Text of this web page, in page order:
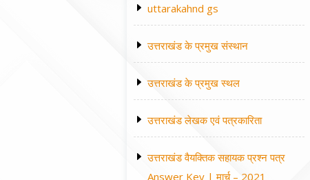
uttarakahnd gs
उत्तराखंड के प्रमुख संस्थान
उत्तराखंड के प्रमुख स्थल
उत्तराखंड लेखक एवं पत्रकारिता
उत्तराखंड वैयक्तिक सहायक प्रश्न पत्र
Answer Key | मार्च – 2021